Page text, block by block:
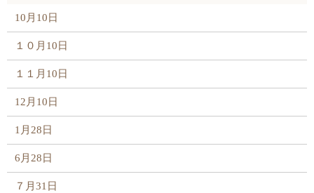
10月10日
１０月10日
１１月10日
12月10日
1月28日
6月28日
７月31日